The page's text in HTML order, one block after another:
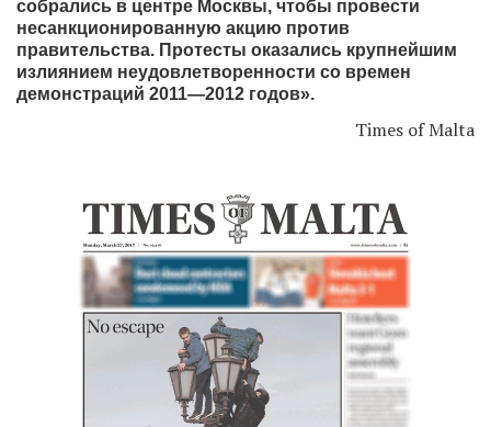
собрались в центре Москвы, чтобы провести
несанкционированную акцию против
правительства. Протесты оказались крупнейшим
излиянием неудовлетворенности со времен
демонстраций 2011—2012 годов».
Times of Malta